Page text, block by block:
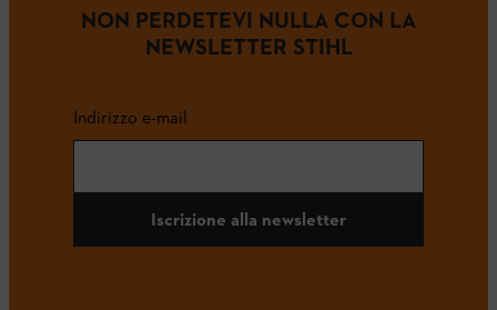
NON PERDETEVI NULLA CON LA
NEWSLETTER STIHL
Indirizzo e-mail
Iscrizione alla newsletter